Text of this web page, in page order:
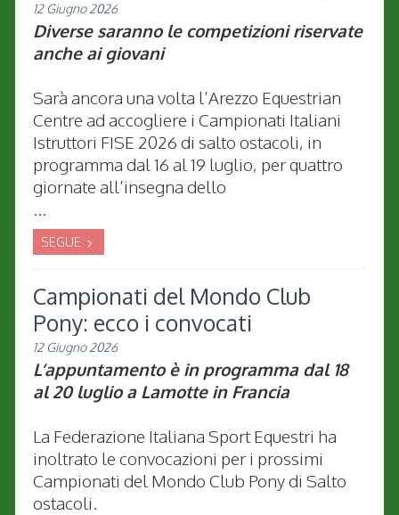
12 Giugno 2026
Diverse saranno le competizioni riservate
anche ai giovani
Sarà ancora una volta l’Arezzo Equestrian
Centre ad accogliere i Campionati Italiani
Istruttori FISE 2026 di salto ostacoli, in
programma dal 16 al 19 luglio, per quattro
giornate all’insegna dello
...
SEGUE
Campionati del Mondo Club
Pony: ecco i convocati
12 Giugno 2026
L’appuntamento è in programma dal 18
al 20 luglio a Lamotte in Francia
La Federazione Italiana Sport Equestri ha
inoltrato le convocazioni per i prossimi
Campionati del Mondo Club Pony di Salto
ostacoli.